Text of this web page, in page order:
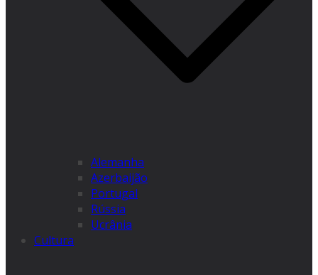
Alemanha
Azerbaijão
Portugal
Rússia
Ucrânia
Cultura